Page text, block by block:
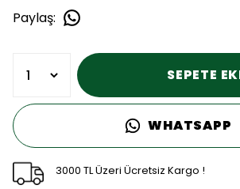
Paylaş:
SEPETE
WHATSAPP
3000 TL Üzeri Ücretsiz Kargo !